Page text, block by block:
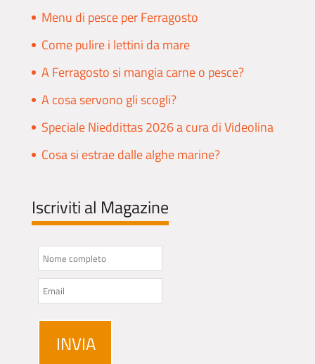
Menu di pesce per Ferragosto
Come pulire i lettini da mare
A Ferragosto si mangia carne o pesce?
A cosa servono gli scogli?
Speciale Nieddittas 2026 a cura di Videolina
Cosa si estrae dalle alghe marine?
Iscriviti al Magazine